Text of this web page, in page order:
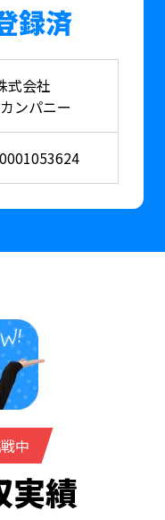
録済
式会社
ンパニー
中
実績